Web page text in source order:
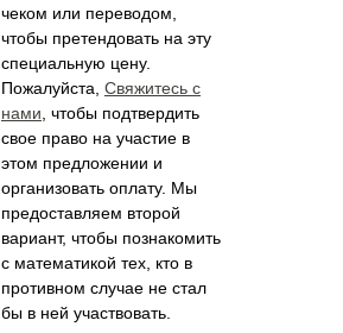
чеком или переводом,
чтобы претендовать на эту
специальную цену.
Пожалуйста, Свяжитесь с
нами , чтобы подтвердить
свое право на участие в
этом предложении и
организовать оплату. Мы
предоставляем второй
вариант, чтобы познакомить
с математикой тех, кто в
противном случае не стал
бы в ней участвовать.